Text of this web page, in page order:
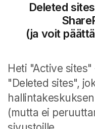
Deleted
(ja voit
Heti "Active
"Deleted sites",
(mutta ei